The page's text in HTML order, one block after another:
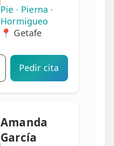
Pie · Pierna ·
Hormigueo
📍 Getafe
Pedir cita
Amanda
García